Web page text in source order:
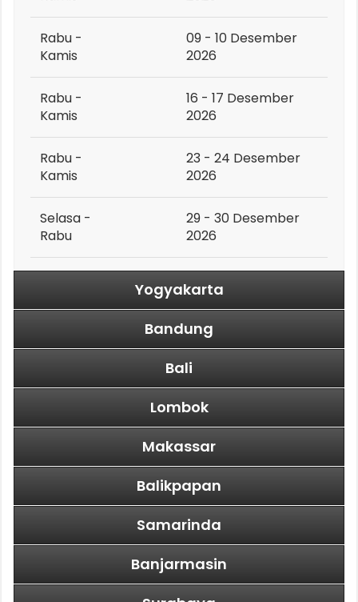
Rabu -
Kamis
09 - 10 Desember
2026
Rabu -
Kamis
16 - 17 Desember
2026
Rabu -
Kamis
23 - 24 Desember
2026
Selasa -
Rabu
29 - 30 Desember
2026
Yogyakarta
Bandung
Bali
Lombok
Makassar
Balikpapan
Samarinda
Banjarmasin